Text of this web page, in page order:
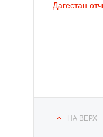
Дагестан
НА ВЕРХ